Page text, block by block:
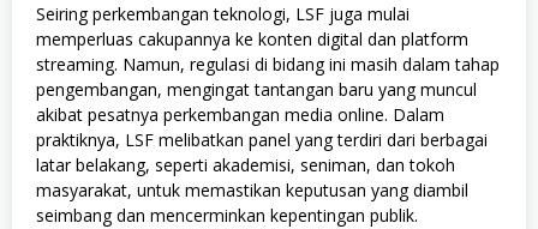
Seiring perkembangan teknologi, LSF juga mulai
memperluas cakupannya ke konten digital dan platform
streaming. Namun, regulasi di bidang ini masih dalam tahap
pengembangan, mengingat tantangan baru yang muncul
akibat pesatnya perkembangan media online. Dalam
praktiknya, LSF melibatkan panel yang terdiri dari berbagai
latar belakang, seperti akademisi, seniman, dan tokoh
masyarakat, untuk memastikan keputusan yang diambil
seimbang dan mencerminkan kepentingan publik.